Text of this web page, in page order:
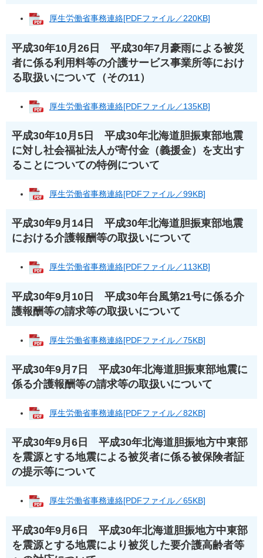
厚生労働省事務連絡[PDFファイル／220KB]
平成30年10月26日 平成30年7月豪雨による被災
者に係る利用料等の介護サービス事業所等におけ
る取扱いについて（その11）
厚生労働省事務連絡[PDFファイル／135KB]
平成30年10月5日 平成30年北海道胆振東部地震
に対し社会福祉法人が寄付金（義援金）を支出す
ることについての特例について
厚生労働省事務連絡[PDFファイル／99KB]
平成30年9月14日 平成30年北海道胆振東部地震
における介護報酬等の取扱いについて
厚生労働省事務連絡[PDFファイル／113KB]
平成30年9月10日 平成30年台風第21号に係る介
護報酬等の請求等の取扱いについて
厚生労働省事務連絡[PDFファイル／75KB]
平成30年9月7日 平成30年北海道胆振東部地震に
係る介護報酬等の請求等の取扱いについて
厚生労働省事務連絡[PDFファイル／82KB]
平成30年9月6日 平成30年北海道胆振地方中東部
を震源とする地震による被災者に係る被保険者証
の提示等について
厚生労働省事務連絡[PDFファイル／65KB]
平成30年9月6日 平成30年北海道胆振地方中東部
を震源とする地震により被災した要介護高齢者等